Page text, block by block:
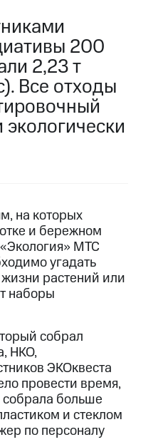
200
2,23 т
Все отходы
на которых
и бережном
МТС
угадать
растений или
наборы
собрал
НКО,
ЭКОквеста
провести время,
собрала больше
и стеклом
по персоналу